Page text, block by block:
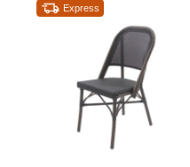
Express